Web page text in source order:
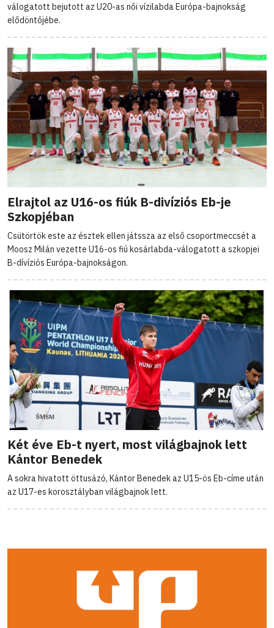
válogatott bejutott az U20-as női vízilabda Európa-bajnokság
elődöntőjébe.
Elrajtol az U16-os fiúk B-divíziós Eb-je
Szkopjéban
Csütörtök este az észtek ellen játssza az első csoportmeccsét a
Moosz Milán vezette U16-os fiú kosárlabda-válogatott a szkopjei
B-dívíziós Európa-bajnokságon.
Két éve Eb-t nyert, most világbajnok lett
Kántor Benedek
A sokra hivatott öttusázó, Kántor Benedek az U15-ös Eb-címe után
az U17-es korosztályban világbajnok lett.